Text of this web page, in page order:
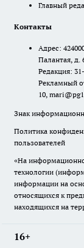
Главный
Контакты
Адрес:
Палантая, д.
Редакция:
Рекламный
10,
Знак
Политика
пользователей
«На
технологии
информации на
относящихся к
находящихся на
16+